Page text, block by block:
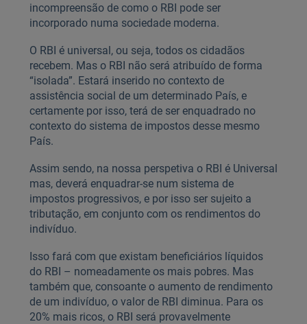
incompreensão de como o RBI pode ser
incorporado numa sociedade moderna.
O RBI é universal, ou seja, todos os cidadãos
recebem. Mas o RBI não será atribuído de forma
“isolada”. Estará inserido no contexto de
assistência social de um determinado País, e
certamente por isso, terá de ser enquadrado no
contexto do sistema de impostos desse mesmo
País.
Assim sendo, na nossa perspetiva o RBI é Universal
mas, deverá enquadrar-se num sistema de
impostos progressivos, e por isso ser sujeito a
tributação, em conjunto com os rendimentos do
indivíduo.
Isso fará com que existam beneficiários líquidos
do RBI – nomeadamente os mais pobres. Mas
também que, consoante o aumento de rendimento
de um indivíduo, o valor de RBI diminua. Para os
20% mais ricos, o RBI será provavelmente